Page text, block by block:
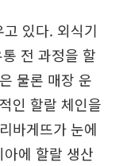
있다. 외식기
전 과정을 할
물론 매장 운
인 할랄 체인을
바게뜨가 눈에
에 할랄 생산